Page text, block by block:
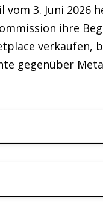
3. Juni 2026
ihre
verkaufen,
gegenüber